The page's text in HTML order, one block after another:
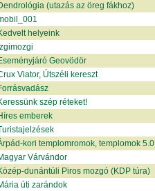
(utazás az öreg fákhoz)
helyeink
Izgimozgi
Geovödör
Viator, Útszéli kereszt
szép réteket!
emberek
kori templomromok, templomok 5.0
Várvándor
dunántúli Piros mozgó (KDP túra)
úti zarándok